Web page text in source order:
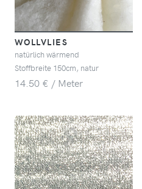
WOLLVLIES
natürlich wärmend
Stoffbreite 150cm, natur
14.50 € / Meter